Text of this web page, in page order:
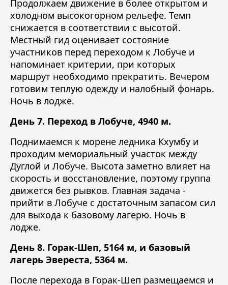
Продолжаем движение в более открытом и
холодном высокогорном рельефе. Темп
снижается в соответствии с высотой.
Местный гид оценивает состояние
участников перед переходом к Лобуче и
напоминает критерии, при которых
маршрут необходимо прекратить. Вечером
готовим теплую одежду и налобный фонарь.
Ночь в лодже.
День 7. Переход в Лобуче, 4940 м.
Поднимаемся к морене ледника Кхумбу и
проходим мемориальный участок между
Дуглой и Лобуче. Высота заметно влияет на
скорость и восстановление, поэтому группа
движется без рывков. Главная задача -
прийти в Лобуче с достаточным запасом сил
для выхода к базовому лагерю. Ночь в
лодже.
День 8. Горак-Шеп, 5164 м, и базовый
лагерь Эвереста, 5364 м.
После перехода в Горак-Шеп размещаемся и